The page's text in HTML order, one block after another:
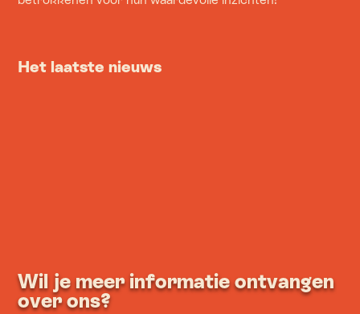
Het laatste nieuws
Wil je meer informatie ontvangen
over ons?